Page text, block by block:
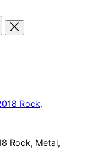
Rock, Metal,